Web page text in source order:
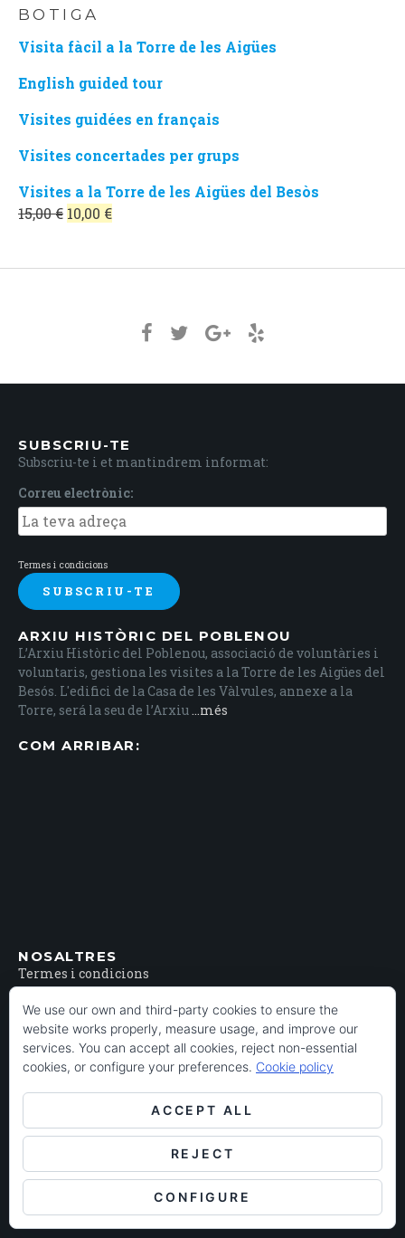
BOTIGA
Visita fàcil a la Torre de les Aigües
English guided tour
Visites guidées en français
Visites concertades per grups
Visites a la Torre de les Aigües del Besòs
15,00€ El
10,00 €El
SUBSCRIU-TE
Subscriu-te i et mantindrem informat:
Correu electrònic:
Termes i condicions
ARXIU HISTÒRIC DEL POBLENOU
L’Arxiu Històric del Poblenou, associació de voluntàries i
voluntaris, gestiona les visites a la Torre de les Aigües del
Besós. L'edifici de la Casa de les Vàlvules, annexe a la
Torre, será la seu de l’Arxiu...més
COM ARRIBAR:
NOSALTRES
Termes i condicions
Arxiu Històric del Poblenou
Premsa
Arxiu Històric del Poblenou © 2026
We use our own and third-party cookies to ensure the
website works properly, measure usage, and improve our
services. You can accept all cookies, reject non-essential
cookies, or configure your preferences. Cookie policy
ACCEPT ALL
REJECT
CONFIGURE